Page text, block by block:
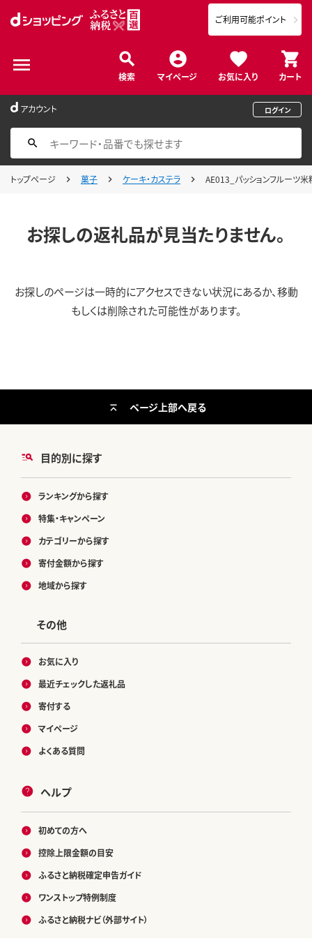
検索 マイページ お気に入り カート
ご利用可能ポイント
アカウント ログイン
トップページ 菓子 ケーキ・カステラ AE013_パッションフルーツ
お探しの返礼品が見当たりません。
お探しのページは一時的にアクセスできない状況にあるか、移動
もしくは削除された可能性があります。
目的別に探す
ランキングから探す
特集・キャンペーン
カテゴリーから探す
寄付金額から探す
地域から探す
その他
お気に入り
最近チェックした返礼品
寄付する
マイページ
よくある質問
ヘルプ
初めての方へ
控除上限金額の目安
ふるさと納税確定申告ガイド
ワンストップ特例制度
ふるさと納税ナビ（外部サイト）
ページ上部へ戻る